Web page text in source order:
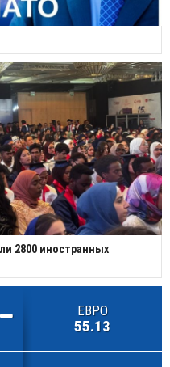
2800 иностранных
ЕВРО
55.13